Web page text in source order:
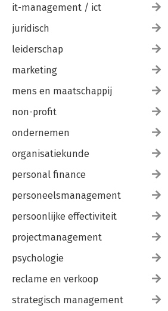
it-management / ict
juridisch
leiderschap
marketing
mens en maatschappij
non-profit
ondernemen
organisatiekunde
personal finance
personeelsmanagement
persoonlijke effectiviteit
projectmanagement
psychologie
reclame en verkoop
strategisch management